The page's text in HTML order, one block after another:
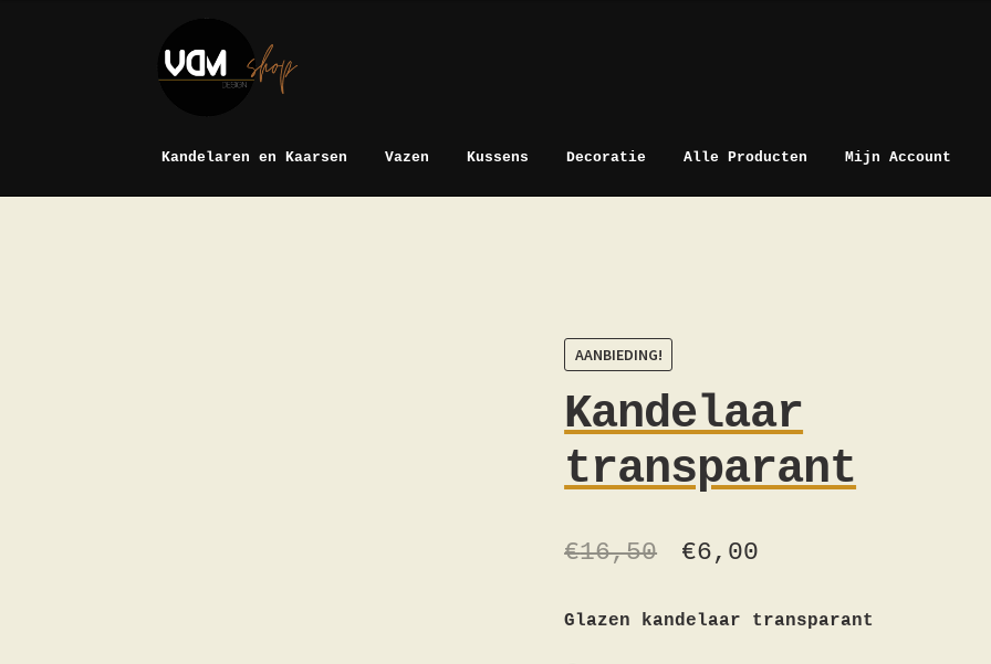
naar
navigatie
de
Kandelaren en Kaarsen Vazen Kussens Decoratie Alle Producten Mijn Account
AANBIEDING!
Kandelaar
transparant
€16,50 €6,00
Glazen kandelaar transparant